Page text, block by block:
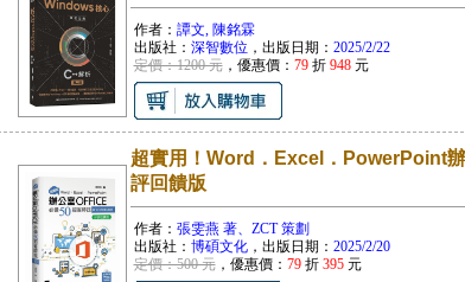
作者： 譚文, 陳銘霖
出版社： 深智數位 ，出版日期： 2025/2/22
定價：1200 元，優惠價： 79折 948元
超實用！Word．Excel．PowerPoint
評回饋版
作者： 張雯燕 著、ZCT 策劃
出版社： 博碩文化，出版日期： 2025/2/20
定價：500 元，優惠價： 79折 395元